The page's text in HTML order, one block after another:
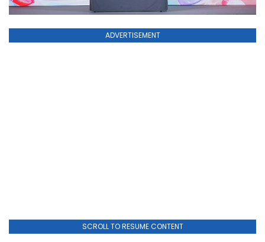
ADVERTISEMENT
SCROLL TO RESUME CONTENT